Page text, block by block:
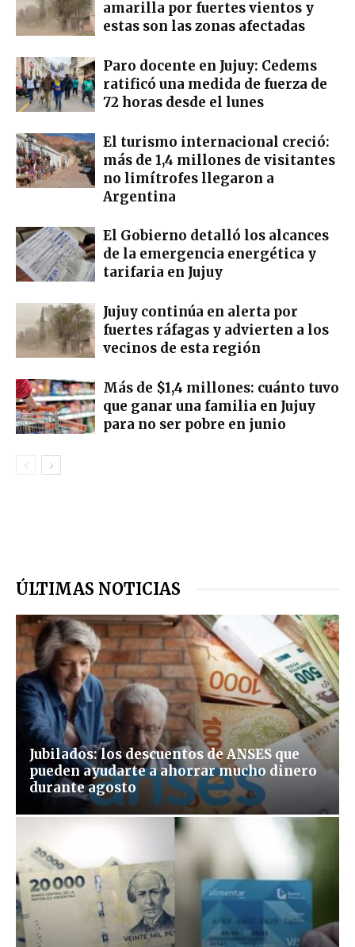
amarilla por fuertes vientos y
estas son las zonas afectadas
Paro docente en Jujuy: Cedems
ratificó una medida de fuerza de
72 horas desde el lunes
El turismo internacional creció:
más de 1,4 millones de visitantes
no limítrofes llegaron a
Argentina
El Gobierno detalló los alcances
de la emergencia energética y
tarifaria en Jujuy
Jujuy continúa en alerta por
fuertes ráfagas y advierten a los
vecinos de esta región
Más de $1,4 millones: cuánto tuvo
que ganar una familia en Jujuy
para no ser pobre en junio
ÚLTIMAS NOTICIAS
Jubilados: los descuentos de ANSES que
pueden ayudarte a ahorrar mucho dinero
durante agosto